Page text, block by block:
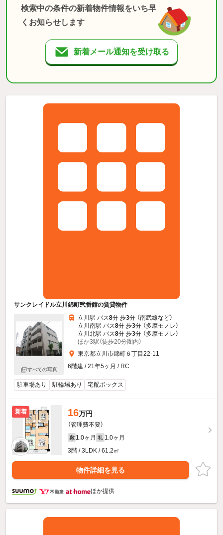
検索中の条件の新着物件情報をいち早
くお知らせします
新着メール通知を受け取る
サンクレイドル立川錦町弐番館の賃貸物件
すべての写真
立川駅 バス8分 歩3分 （南武線など）
立川南駅 バス8分 歩3分 （多摩モノレ）
立川北駅 バス8分 歩3分 （多摩モノレ）
ほか3駅（徒歩20分圏内）
東京都立川市錦町６丁目22-11
6階建 / 21年5ヶ月 / RC
駐車場あり 駐輪場あり 宅配ボックス
新着 16万円
（管理費不要）
敷 1.0ヶ月 礼 1.0ヶ月
3階 / 3LDK / 61.2㎡
物件詳細を見る
ほか提供